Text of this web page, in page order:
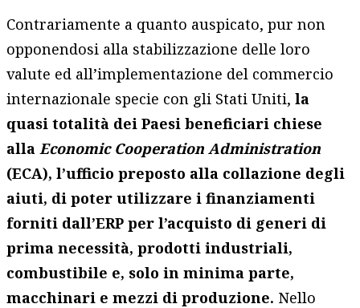
Contrariamente a quanto auspicato, pur non
opponendosi alla stabilizzazione delle loro
valute ed all’implementazione del commercio
internazionale specie con gli Stati Uniti,la
quasi totalità dei Paesi beneficiari chiese
alla Economic Cooperation Administration
(ECA), l’ufficio preposto alla collazione degli
aiuti, di poter utilizzare i finanziamenti
forniti dall’ERP per l’acquisto di generi di
prima necessità, prodotti industriali,
combustibile e, solo in minima parte,
macchinari e mezzi di produzione. Nello